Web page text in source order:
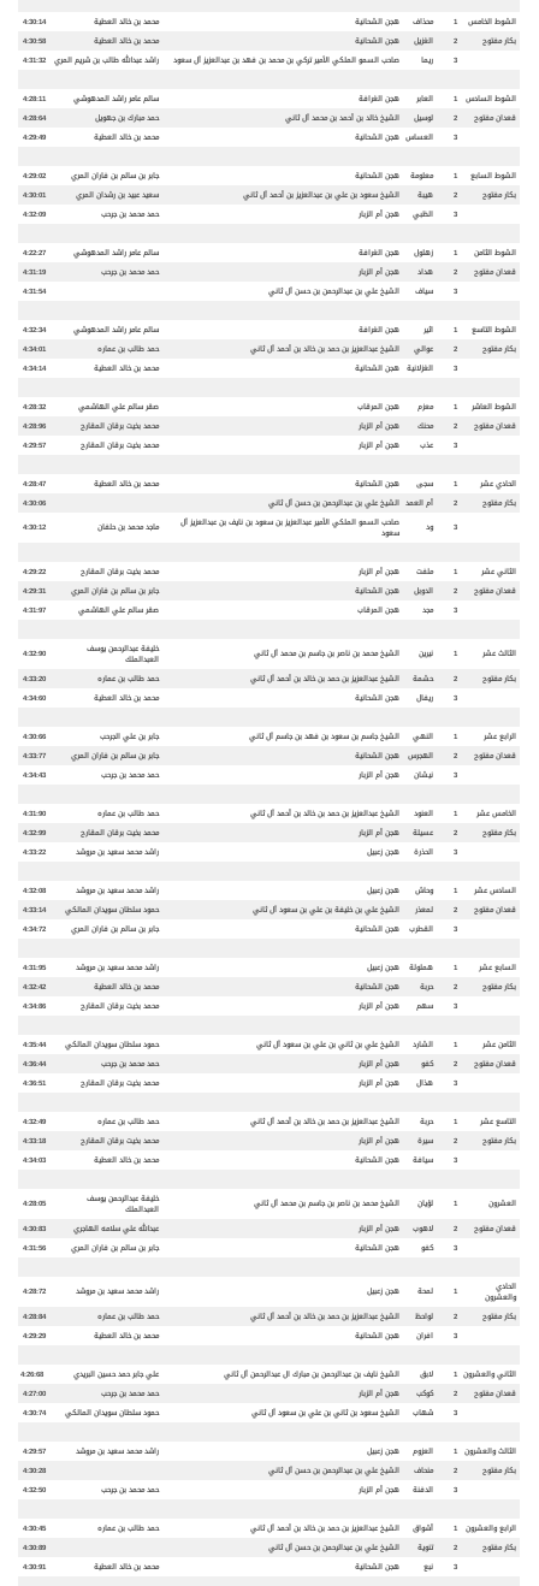
الشوط الخامس 1 محذاف هجن الشحانية محمد بن خالد العطية
4:30:14
بكار مفتوح
2 الغزيل هجن الشحانية محمد بن خالد العطية
4:30:58
3
ريما صاحب السمو الملكي الأمير تركي بن محمد بن فهد بن عبدالعزيز آل سعود راشد عبدالله طالب بن شريم المري 4:31:32
الشوط السادس 1 العابر هجن الغرافة سالم عامر راشد المدهوشي
4:28:11
قعدان مفتوح
2 لوسيل الشيخ خالد بن أحمد بن محمد آل ثاني حمد مبارك بن جهويل
4:28:64
3
العساس هجن الشحانية محمد بن خالد العطية 4:29:49
الشوط السابع 1 معلومة هجن الشحانية جابر بن سالم بن فاران المري
4:29:02
بكار مفتوح
2 هيبة الشيخ سعود بن علي بن عبدالعزيز بن أحمد آل ثاني سعيد عبيد بن رشدان المري
4:30:01
3
الظبي هجن أم الزبار حمد محمد بن جرحب 4:32:09
الشوط الثامن 1 زهلول هجن الغرافة سالم عامر راشد المدهوشي
4:22:27
قعدان مفتوح
2 هداد هجن أم الزبار حمد محمد بن جرحب
4:31:19
3
سياف الشيخ علي بن عبدالرحمن بن حسن آل ثاني 4:31:54
الشوط التاسع 1 اثير هجن الغرافة سالم عامر راشد المدهوشي
4:32:34
بكار مفتوح
2 عوالي الشيخ عبدالعزيز بن حمد بن خالد بن أحمد آل ثاني حمد طالب بن عماره
4:34:01
3
الغزلانية هجن الشحانية محمد بن خالد العطية 4:34:14
الشوط العاشر 1 معزم هجن المرقاب صقر سالم علي الهاشمي
4:28:32
قعدان مفتوح
2 محنك هجن أم الزبار محمد بخيت برقان المقارح
4:28:96
3
عذب هجن أم الزبار محمد بخيت برقان المقارح 4:29:57
الحادي عشر 1 سجى هجن الشحانية محمد بن خالد العطية
4:28:47
بكار مفتوح
2 أم العمد الشيخ علي بن عبدالرحمن بن حسن آل ثاني
4:30:06
3
ود صاحب السمو الملكي الأمير عبدالعزيز بن سعود بن نايف بن عبدالعزيز آل
سعود ماجد محمد بن حلفان 4:30:12
الثاني عشر 1 ملفت هجن أم الزبار محمد بخيت برقان المقارح
4:29:22
قعدان مفتوح
2 الدوبل هجن الشحانية جابر بن سالم بن فاران المري
4:29:31
3
مجد هجن المرقاب صقر سالم علي الهاشمي 4:31:97
الثالث عشر 1 نيرين الشيخ محمد بن ناصر بن جاسم بن محمد آل ثاني خليفة عبدالرحمن يوسف
العبدالملك
4:32:90
بكار مفتوح
2 حشمة الشيخ عبدالعزيز بن حمد بن خالد بن أحمد آل ثاني حمد طالب بن عماره
4:33:20
3
ريفال هجن الشحانية محمد بن خالد العطية 4:34:60
الرابع عشر 1 النهي الشيخ جاسم بن سعود بن فهد بن جاسم آل ثاني جابر بن علي الجرحب
4:30:66
قعدان مفتوح
2 الهجرس هجن الشحانية جابر بن سالم بن فاران المري
4:33:77
3
نيشان هجن أم الزبار حمد محمد بن جرحب 4:34:43
الخامس عشر 1 العنود الشيخ عبدالعزيز بن حمد بن خالد بن أحمد آل ثاني حمد طالب بن عماره
4:31:90
بكار مفتوح
2 عسيلة هجن أم الزبار محمد بخيت برقان المقارح
4:32:99
3
الحذرة هجن زعبيل راشد محمد سعيد بن مروشد 4:33:22
السادس عشر 1 وحاش هجن زعبيل راشد محمد سعيد بن مروشد
4:32:08
قعدان مفتوح
2 لمعذر الشيخ علي بن خليفة بن علي بن سعود آل ثاني حمود سلطان سويدان المالكي
4:33:14
3
القطرب هجن الشحانية جابر بن سالم بن فاران المري 4:34:72
السابع عشر 1 هملولة هجن زعبيل راشد محمد سعيد بن مروشد
4:31:95
بكار مفتوح
2 حربة هجن الشحانية محمد بن خالد العطية
4:32:42
3
سهم هجن أم الزبار محمد بخيت برقان المقارح 4:34:86
الثامن عشر 1 الشارد الشيخ علي بن ثاني بن علي بن سعود آل ثاني حمود سلطان سويدان المالكي
4:35:44
قعدان مفتوح
2 كفو هجن أم الزبار حمد محمد بن جرحب
4:36:44
3
هذال هجن أم الزبار محمد بخيت برقان المقارح 4:36:51
التاسع عشر 1 حربة الشيخ عبدالعزيز بن حمد بن خالد بن أحمد آل ثاني حمد طالب بن عماره
4:32:49
بكار مفتوح
2 سيرة هجن أم الزبار محمد بخيت برقان المقارح
4:33:18
3
سيافة هجن الشحانية محمد بن خالد العطية 4:34:03
العشرون 1 لؤيان الشيخ محمد بن ناصر بن جاسم بن محمد آل ثاني خليفة عبدالرحمن يوسف
العبدالملك
4:28:05
قعدان مفتوح
2 لاهوب هجن أم الزبار عبدالله علي سلامه الهاجري
4:30:83
3
كفو هجن الشحانية جابر بن سالم بن فاران المري 4:31:56
الحادي
والعشرون 1 لمحة هجن زعبيل راشد محمد سعيد بن مروشد
4:28:72
بكار مفتوح
2 لواحظ الشيخ عبدالعزيز بن حمد بن خالد بن أحمد آل ثاني حمد طالب بن عماره
4:28:84
3
افران هجن الشحانية محمد بن خالد العطية 4:29:29
الثاني والعشرون 1 لابق الشيخ نايف بن عبدالرحمن بن مبارك ال عبدالرحمن آل ثاني علي جابر حمد حسين البريدي
4:26:68
قعدان مفتوح
2 كوكب هجن أم الزبار حمد محمد بن جرحب
4:27:00
3
شهاب الشيخ سعود بن ثاني بن علي بن سعود آل ثاني حمود سلطان سويدان المالكي 4:30:74
الثالث والعشرون 1 العزوم هجن زعبيل راشد محمد سعيد بن مروشد
4:29:57
بكار مفتوح
2 منحاف الشيخ علي بن عبدالرحمن بن حسن آل ثاني
4:30:28
3
الدفنة هجن أم الزبار حمد محمد بن جرحب 4:32:50
الرابع والعشرون 1 أشواق الشيخ عبدالعزيز بن حمد بن خالد بن أحمد آل ثاني حمد طالب بن عماره
4:30:45
بكار مفتوح
2 تنوية الشيخ علي بن عبدالرحمن بن حسن آل ثاني
4:30:89
3
نبع هجن الشحانية محمد بن خالد العطية 4:30:91